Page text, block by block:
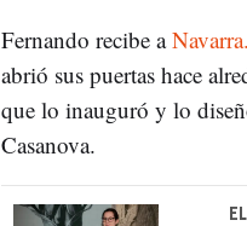
Fernando recibe a
abrió sus puertas hace
que lo inauguró y lo
Casanova.